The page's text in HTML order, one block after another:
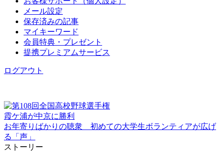
メール設定
保存済みの記事
マイキーワード
会員特典・プレゼント
提携プレミアムサービス
ログアウト
霞ケ浦が中京に勝利
お年寄りばかりの聴衆 初めての大学生ボランティアが広げ
る「声」
ストーリー